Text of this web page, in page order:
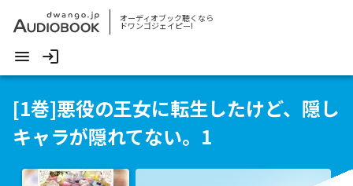
オーディオブック聴くなら
ドワンゴジェイピー!
[1巻]悪役の王女に転生したけど、隠し
キャラが隠れてない。1